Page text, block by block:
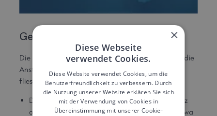
Gewinn? Versteckte Kosten!
Die Einnahmen der Spitex-Organisationen, welche die
Anstellung von pflegenden Angehörigen anbieten,
fliessen in verschiedene Behälter.
Der durchschnittliche Bruttolohn von in der Schweiz
angestellten pflegenden Angehörigen beträgt etwa
×
Diese Webseite
verwendet Cookies.
Diese Website verwendet Cookies, um die
Benutzerfreundlichkeit zu verbessern. Durch
die Nutzung unserer Website erklären Sie sich
mit der Verwendung von Cookies in
Übereinstimmung mit unserer Cookie-